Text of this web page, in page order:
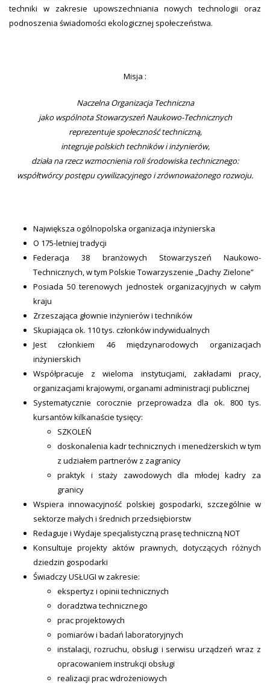
techniki w zakresie upowszechniania nowych technologii oraz
podnoszenia świadomości ekologicznej społeczeństwa.
Misja :
Naczelna Organizacja Techniczna
jako wspólnota Stowarzyszeń Naukowo-Technicznych
reprezentuje społeczność techniczną,
integruje polskich techników i inżynierów,
działa na rzecz wzmocnienia roli środowiska technicznego:
współtwórcy postępu cywilizacyjnego i zrównoważonego rozwoju.
Największa ogólnopolska organizacja inżynierska
O 175-letniej tradycji
Federacja 38 branżowych Stowarzyszeń Naukowo-
Technicznych, w tym Polskie Towarzyszenie „Dachy Zielone”
Posiada 50 terenowych jednostek organizacyjnych w całym
kraju
Zrzeszająca głownie inżynierów i techników
Skupiająca ok. 110 tys. członków indywidualnych
Jest członkiem 46 międzynarodowych organizacjach
inżynierskich
Współpracuje z wieloma instytucjami, zakładami pracy,
organizacjami krajowymi, organami administracji publicznej
Systematycznie corocznie przeprowadza dla ok. 800 tys.
kursantów kilkanaście tysięcy:
SZKOLEŃ
doskonalenia kadr technicznych i menedżerskich w tym
z udziałem partnerów z zagranicy
praktyk i staży zawodowych dla młodej kadry za
granicy
Wspiera innowacyjność polskiej gospodarki, szczególnie w
sektorze małych i średnich przedsiębiorstw
Redaguje i Wydaje specjalistyczną prasę techniczną NOT
Konsultuje projekty aktów prawnych, dotyczących różnych
dziedzin gospodarki
Świadczy USŁUGI w zakresie:
ekspertyz i opinii technicznych
doradztwa technicznego
prac projektowych
pomiarów i badań laboratoryjnych
instalacji, rozruchu, obsługi i serwisu urządzeń wraz z
opracowaniem instrukcji obsługi
realizacji prac wdrożeniowych